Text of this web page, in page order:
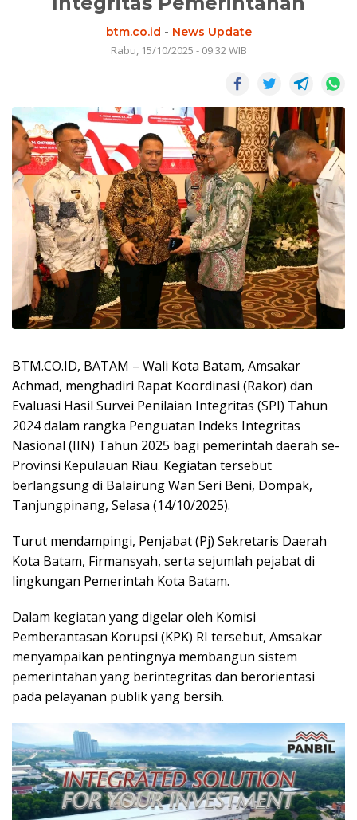
btm.co.id - News Update
Rabu, 15/10/2025 - 09:32 WIB
BTM.CO.ID, BATAM – Wali Kota Batam, Amsakar
Achmad, menghadiri Rapat Koordinasi (Rakor) dan
Evaluasi Hasil Survei Penilaian Integritas (SPI) Tahun
2024 dalam rangka Penguatan Indeks Integritas
Nasional (IIN) Tahun 2025 bagi pemerintah daerah se-
Provinsi Kepulauan Riau. Kegiatan tersebut
berlangsung di Balairung Wan Seri Beni, Dompak,
Tanjungpinang, Selasa (14/10/2025).
Turut mendampingi, Penjabat (Pj) Sekretaris Daerah
Kota Batam, Firmansyah, serta sejumlah pejabat di
lingkungan Pemerintah Kota Batam.
Dalam kegiatan yang digelar oleh Komisi
Pemberantasan Korupsi (KPK) RI tersebut, Amsakar
menyampaikan pentingnya membangun sistem
pemerintahan yang berintegritas dan berorientasi
pada pelayanan publik yang bersih.